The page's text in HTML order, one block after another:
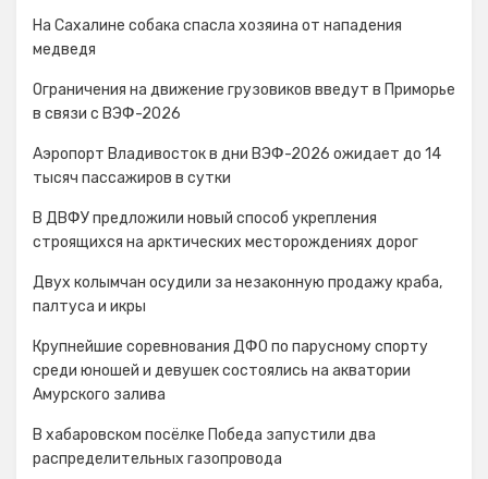
На Сахалине собака спасла хозяина от нападения
медведя
Ограничения на движение грузовиков введут в Приморье
в связи с ВЭФ-2026
Аэропорт Владивосток в дни ВЭФ-2026 ожидает до 14
тысяч пассажиров в сутки
В ДВФУ предложили новый способ укрепления
строящихся на арктических месторождениях дорог
Двух колымчан осудили за незаконную продажу краба,
палтуса и икры
Крупнейшие соревнования ДФО по парусному спорту
среди юношей и девушек состоялись на акватории
Амурского залива
В хабаровском посёлке Победа запустили два
распределительных газопровода